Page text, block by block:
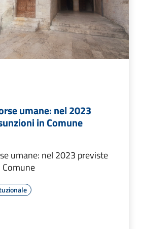
umane: nel 2023
in Comune
umane: nel 2023 previste